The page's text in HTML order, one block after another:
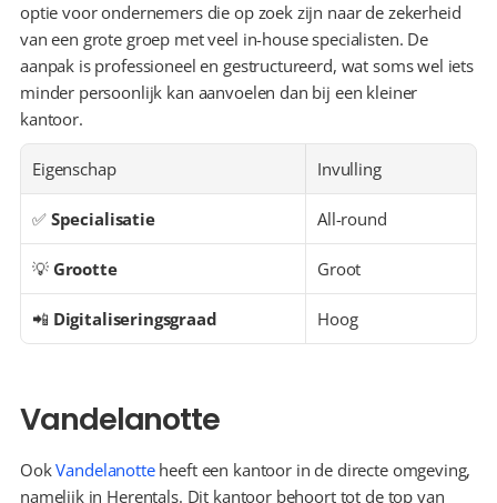
optie voor ondernemers die op zoek zijn naar de zekerheid
van een grote groep met veel in-house specialisten. De
aanpak is professioneel en gestructureerd, wat soms wel iets
minder persoonlijk kan aanvoelen dan bij een kleiner
kantoor.
Eigenschap Invulling
✅ Specialisatie All-round
💡 Grootte Groot
📲 Digitaliseringsgraad Hoog
Vandelanotte
Ook Vandelanotte heeft een kantoor in de directe omgeving,
namelijk in Herentals. Dit kantoor behoort tot de top van